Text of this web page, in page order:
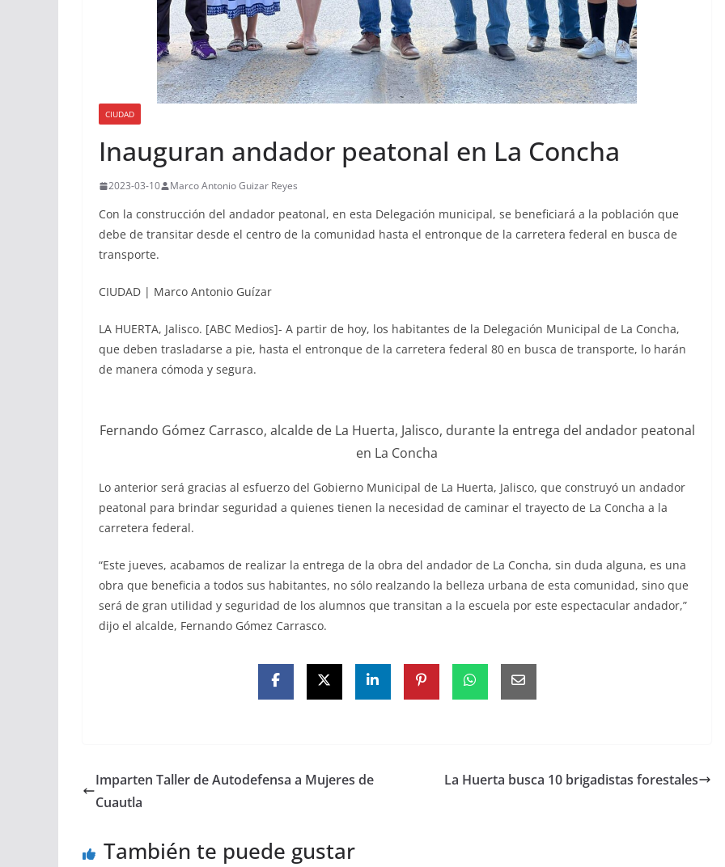
CIUDAD
Inauguran andador peatonal en La Concha
2023-03-10 Marco Antonio Guizar Reyes
Con la construcción del andador peatonal, en esta Delegación municipal, se beneficiará a la población que
debe de transitar desde el centro de la comunidad hasta el entronque de la carretera federal en busca de
transporte.
CIUDAD | Marco Antonio Guízar
LA HUERTA, Jalisco. [ABC Medios]- A partir de hoy, los habitantes de la Delegación Municipal de La Concha,
que deben trasladarse a pie, hasta el entronque de la carretera federal 80 en busca de transporte, lo harán
de manera cómoda y segura.
Fernando Gómez Carrasco, alcalde de La Huerta, Jalisco, durante la entrega del andador peatonal
en La Concha
Lo anterior será gracias al esfuerzo del Gobierno Municipal de La Huerta, Jalisco, que construyó un andador
peatonal para brindar seguridad a quienes tienen la necesidad de caminar el trayecto de La Concha a la
carretera federal.
“Este jueves, acabamos de realizar la entrega de la obra del andador de La Concha, sin duda alguna, es una
obra que beneficia a todos sus habitantes, no sólo realzando la belleza urbana de esta comunidad, sino que
será de gran utilidad y seguridad de los alumnos que transitan a la escuela por este espectacular andador,”
dijo el alcalde, Fernando Gómez Carrasco.
Imparten Taller de Autodefensa a Mujeres de
Cuautla
La Huerta busca 10 brigadistas forestales
También te puede gustar